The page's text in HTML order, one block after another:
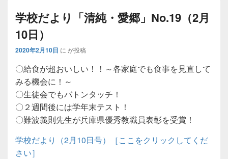
学校だより「清純・愛郷」No.19（2月
10日）
2020年2月10日 に が投稿
〇給食が超おいしい！！～各家庭でも食事を見直して
みる機会に！～
〇生徒会でもバトンタッチ！
〇２週間後には学年末テスト！
〇難波義則先生が兵庫県優秀教職員表彰を受賞！
学校だより（2月10日号）［ここをクリックしてくだ
さい］